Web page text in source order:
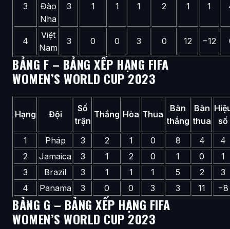
3
Đào
Nha
3 1 1 1 2 1 1
4
Việt
Nam
3 0 0 3 0 12 −12
BẢNG F – BẢNG XẾP HẠNG FIFA
WOMEN’S WORLD CUP 2023
Hạng Đội
Số
trận
Thắng Hòa Thua
Bàn
thắng
Bàn
thua
số
1
Pháp 3 2 1 0 8 4
4
2
Jamaica 3 1 2 0 1 0
1
3
Brazil 3 1 1 1 5 2
3
4
Panama 3 0 0 3 3 11 −8
BẢNG G – BẢNG XẾP HẠNG FIFA
WOMEN’S WORLD CUP 2023